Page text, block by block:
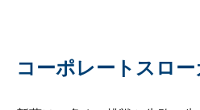
コーポレートスロー